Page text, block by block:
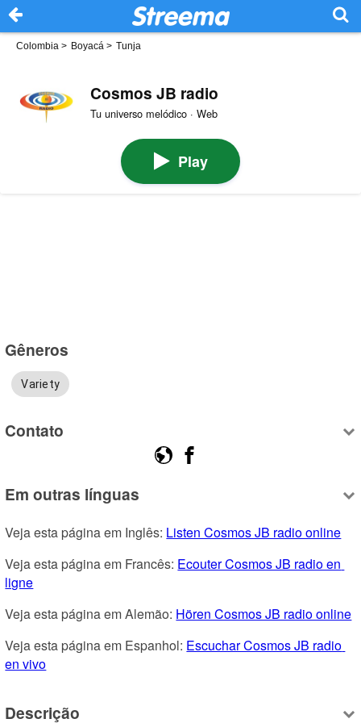
Colombia > Boyacá > Tunja
Cosmos JB radio
Tu universo melódico · Web
Play
Gêneros
Variety
Contato
Em outras línguas
Veja esta página em Inglês: Listen Cosmos JB radio online
Veja esta página em Francês: Ecouter Cosmos JB radio en
ligne
Veja esta página em Alemão: Hören Cosmos JB radio online
Veja esta página em Espanhol: Escuchar Cosmos JB radio
en vivo
Descrição